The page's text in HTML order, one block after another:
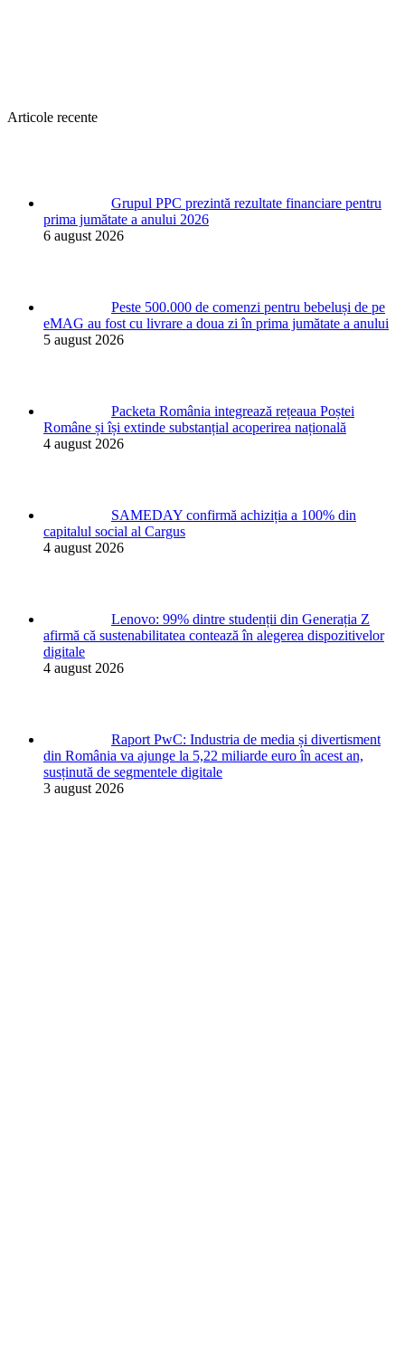
Articole recente
Grupul PPC prezintă rezultate financiare pentru
prima jumătate a anului 2026
6 august 2026
Peste 500.000 de comenzi pentru bebeluși de pe
eMAG au fost cu livrare a doua zi în prima jumătate a anului
5 august 2026
Packeta România integrează rețeaua Poștei
Române și își extinde substanțial acoperirea națională
4 august 2026
SAMEDAY confirmă achiziția a 100% din
capitalul social al Cargus
4 august 2026
Lenovo: 99% dintre studenții din Generația Z
afirmă că sustenabilitatea contează în alegerea dispozitivelor
digitale
4 august 2026
Raport PwC: Industria de media și divertisment
din România va ajunge la 5,22 miliarde euro în acest an,
susținută de segmentele digitale
3 august 2026